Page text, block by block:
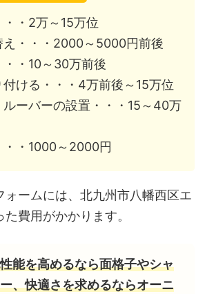
・・2万～15万位
え・・・2000～5000円前後
・・10～30万前後
付ける・・・4万前後～15万位
ルーバーの設置・・・15～40万
・・1000～2000円
ォームには、北九州市八幡西区エ
費用がかかります。
能を高めるなら面格子やシャ
、快適さを求めるならオーニ